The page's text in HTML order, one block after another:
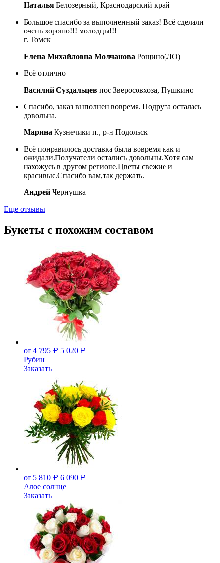
Наталья Белозерный, Краснодарский край
Большое спасибо за выполненный заказ! Всё сделали
очень хорошо!!! молодцы!!!
г. Томск
Елена Михайловна Молчанова Рощино(ЛО)
Всё отлично
Василий Суздальцев пос Зверосовхоза, Пушкино
Спасибо, заказ выполнен вовремя. Подруга осталась
довольна.
Марина Кузнечики п., р-н Подольск
Всё понравилось,доставка была вовремя как и
ожидали.Получатели остались довольны.Хотя сам
нахожусь в другом регионе.Цветы свежие и
красивые.Спасибо вам,так держать.
Андрей Чернушка
Еще отзывы
Букеты с похожим составом
от 4 795 Р 5 020 Р
Рубин
Заказать
от 5 810 Р 6 090 Р
Алое солнце
Заказать